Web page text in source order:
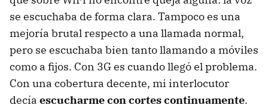
se escuchaba de forma clara. Tampoco es una
mejoría brutal respecto a una llamada normal,
pero se escuchaba bien tanto llamando a móviles
como a fijos. Con 3G es cuando llegó el problema.
Con una cobertura decente, mi interlocutor
decía escucharme con cortes continuamente.